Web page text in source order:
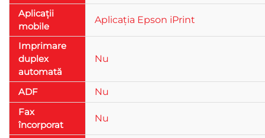
Aplicații
mobile
Aplicația Epson iPrint
Imprimare
duplex
automată
Nu
ADF
Nu
Fax
încorporat
Nu